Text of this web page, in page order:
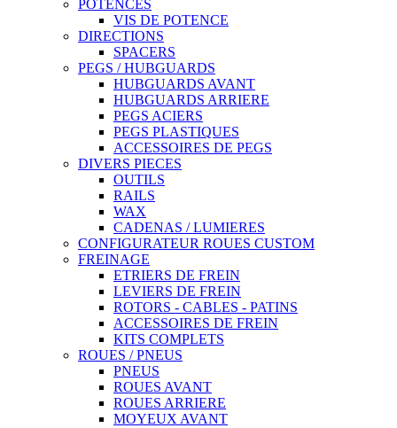
POTENCES
VIS DE POTENCE
DIRECTIONS
SPACERS
PEGS / HUBGUARDS
HUBGUARDS AVANT
HUBGUARDS ARRIERE
PEGS ACIERS
PEGS PLASTIQUES
ACCESSOIRES DE PEGS
DIVERS PIECES
OUTILS
RAILS
WAX
CADENAS / LUMIERES
CONFIGURATEUR ROUES CUSTOM
FREINAGE
ETRIERS DE FREIN
LEVIERS DE FREIN
ROTORS - CABLES - PATINS
ACCESSOIRES DE FREIN
KITS COMPLETS
ROUES / PNEUS
PNEUS
ROUES AVANT
ROUES ARRIERE
MOYEUX AVANT